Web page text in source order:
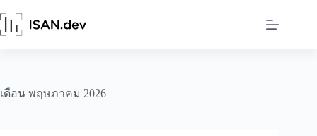
to
content
เดือน พฤษภาคม 2026